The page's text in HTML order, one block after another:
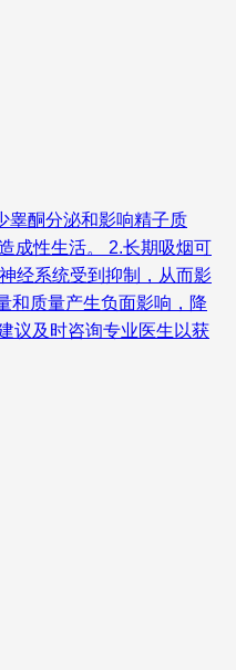
睾酮分泌和影响精子质
成性生活。 2.长期吸烟可
经系统受到抑制，从而影
和质量产生负面影响，降
议及时咨询专业医生以获